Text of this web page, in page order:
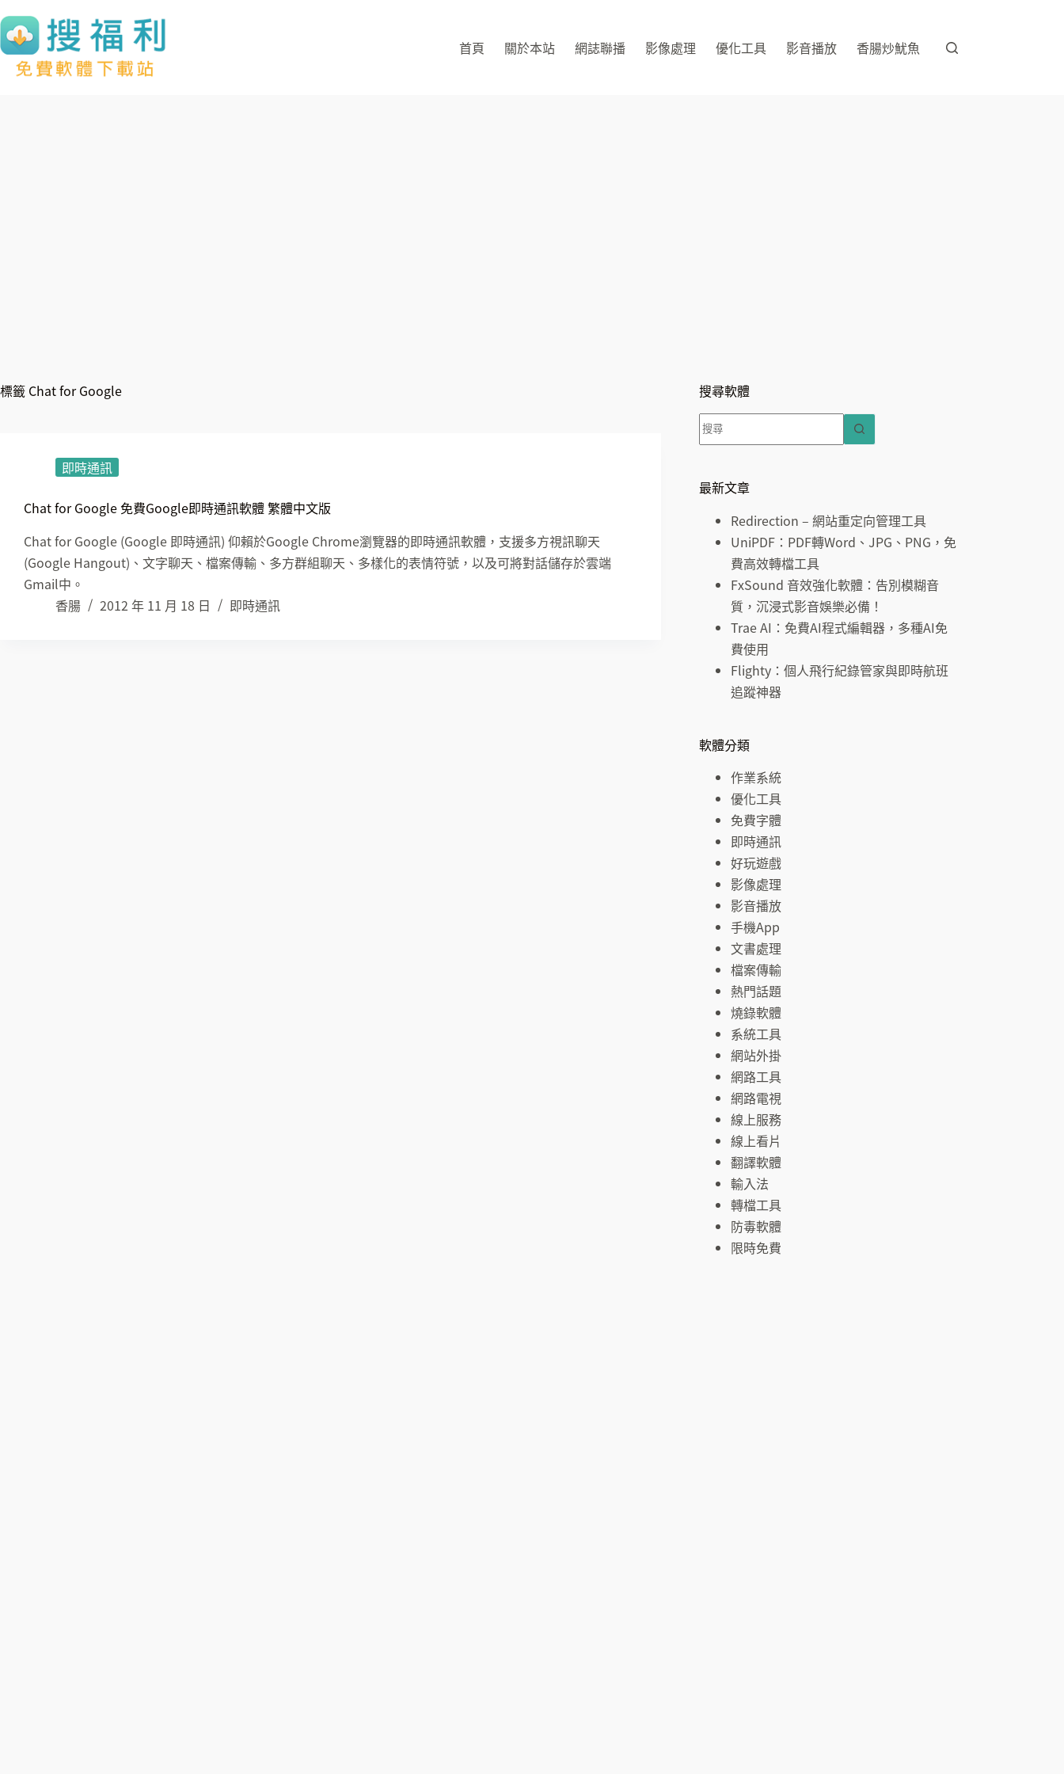
至
主
首頁 關於本站 網誌聯播 影像處理 優化工具 影音播放 香腸炒魷魚
標籤 Chat for Google
即時通訊
Chat for Google 免費Google即時通訊軟體 繁體中文版
Chat for Google (Google 即時通訊) 仰賴於Google Chrome瀏覽器的即時通訊軟體，支援多方視訊聊天
(Google Hangout)、文字聊天、檔案傳輸、多方群組聊天、多樣化的表情符號，以及可將對話儲存於雲端
Gmail中。
香腸
2012 年 11 月 18 日 即時通訊
搜尋軟體
找
不
符
最新文章
Redirection – 網站重定向管理工具
UniPDF：PDF轉Word、JPG、PNG，免
費高效轉檔工具
FxSound 音效強化軟體：告別模糊音
質，沉浸式影音娛樂必備！
Trae AI：免費AI程式編輯器，多種AI免
費使用
Flighty：個人飛行紀錄管家與即時航班
追蹤神器
軟體分類
作業系統
優化工具
免費字體
即時通訊
好玩遊戲
影像處理
影音播放
手機App
文書處理
檔案傳輸
熱門話題
燒錄軟體
系統工具
網站外掛
網路工具
網路電視
線上服務
線上看片
翻譯軟體
輸入法
轉檔工具
防毒軟體
限時免費